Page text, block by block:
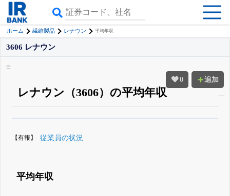
ホーム 繊維製品 レナウン 平均年収
0 追加
3606 レナウン
レナウン（3606）の平均年収
く追える
無料でβ版をはじめる
【有報】 従業員の状況
平均年収